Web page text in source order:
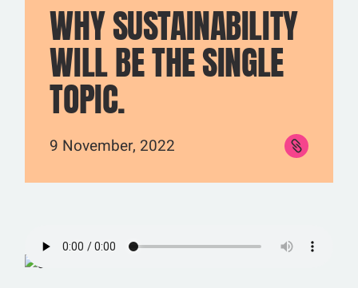
WHY SUSTAINABILITY
WILL BE THE SINGLE
TOPIC.
9 November, 2022